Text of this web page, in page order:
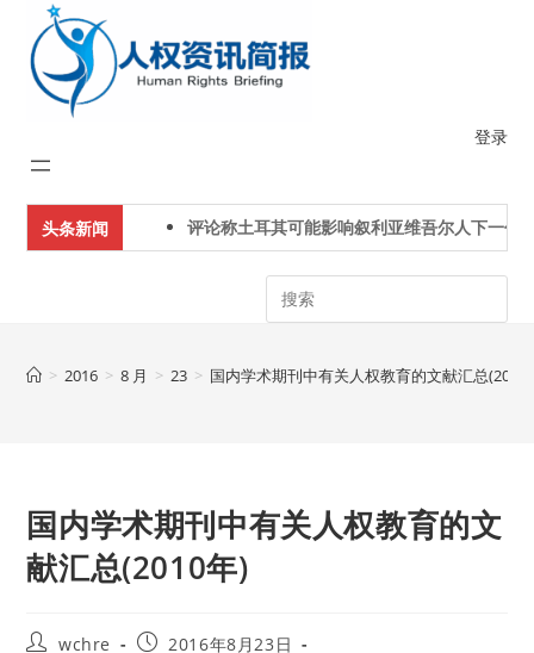
content
登录
头条新闻 评论称土耳其可能影响叙利亚维吾尔人下一代身份
Search
> 2016 > 8 月 > 23 > 国内学术期刊中有关人权教育的文献汇总(2010
国内学术期刊中有关人权教育的文
献汇总(2010年)
Postwchre
Post2016年8月23日